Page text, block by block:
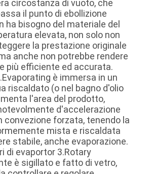
circostanza di vuoto, che
il punto di ebollizione
ha bisogno del materiale del
elevata, non solo non
la prestazione originale
anche non potrebbe rendere
più efficiente ed accurata.
è immersa in un
riscaldato (o nel bagno d'olio
l'area del prodotto,
d'accelerazione
convezione forzata, tenendo la
mista e riscaldata
stabile, anche evaporazione.
di evaportor 3.Rotary
è sigillato e fatto di vetro,